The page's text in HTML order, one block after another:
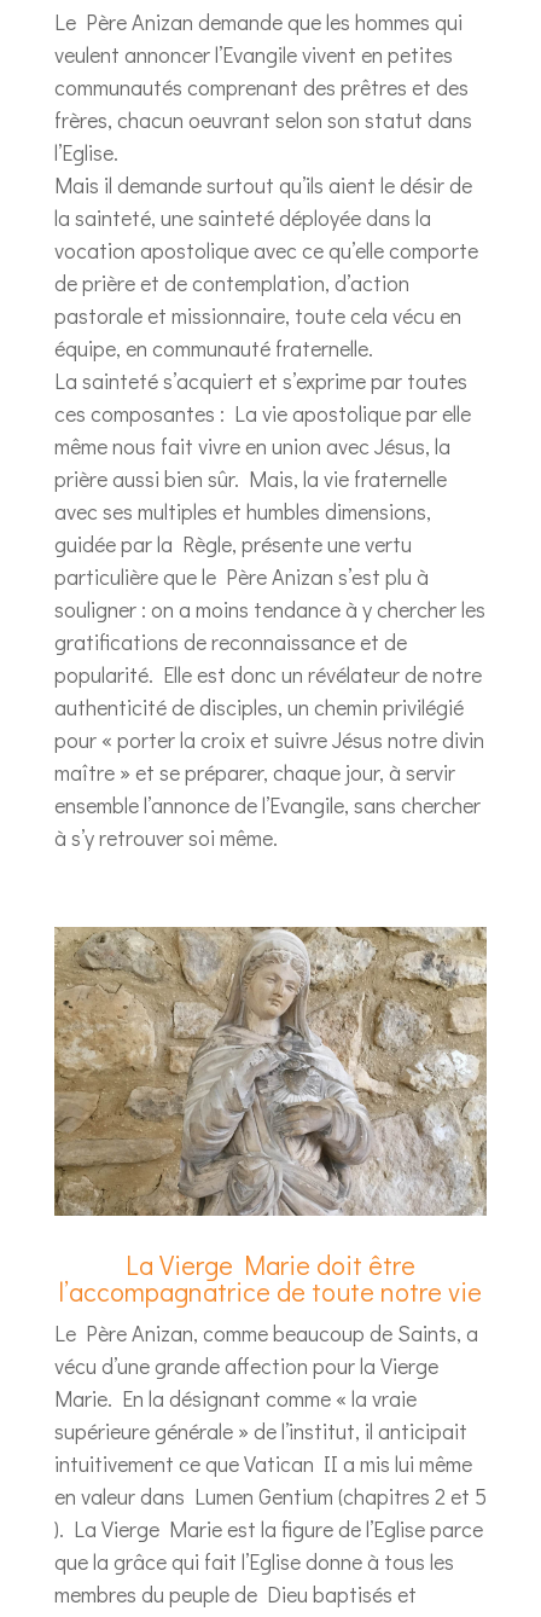
Le Père Anizan demande que les hommes qui
veulent annoncer l’Evangile vivent en petites
communautés comprenant des prêtres et des
frères, chacun oeuvrant selon son statut dans
l’Eglise.
Mais il demande surtout qu’ils aient le désir de
la sainteté, une sainteté déployée dans la
vocation apostolique avec ce qu’elle comporte
de prière et de contemplation, d’action
pastorale et missionnaire, toute cela vécu en
équipe, en communauté fraternelle.
La sainteté s’acquiert et s’exprime par toutes
ces composantes : La vie apostolique par elle
même nous fait vivre en union avec Jésus, la
prière aussi bien sûr. Mais, la vie fraternelle
avec ses multiples et humbles dimensions,
guidée par la Règle, présente une vertu
particulière que le Père Anizan s’est plu à
souligner : on a moins tendance à y chercher les
gratifications de reconnaissance et de
popularité. Elle est donc un révélateur de notre
authenticité de disciples, un chemin privilégié
pour « porter la croix et suivre Jésus notre divin
maître » et se préparer, chaque jour, à servir
ensemble l’annonce de l’Evangile, sans chercher
à s’y retrouver soi même.
La Vierge Marie doit être
l’accompagnatrice de toute notre vie
Le Père Anizan, comme beaucoup de Saints, a
vécu d’une grande affection pour la Vierge
Marie. En la désignant comme « la vraie
supérieure générale » de l’institut, il anticipait
intuitivement ce que Vatican II a mis lui même
en valeur dans Lumen Gentium (chapitres 2 et 5
). La Vierge Marie est la figure de l’Eglise parce
que la grâce qui fait l’Eglise donne à tous les
membres du peuple de Dieu baptisés et